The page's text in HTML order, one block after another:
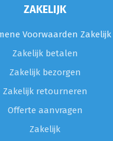
ZAKELIJK
Voorwaarden Zakelijk
Zakelijk betalen
Zakelijk bezorgen
Zakelijk retourneren
Offerte aanvragen
Zakelijk